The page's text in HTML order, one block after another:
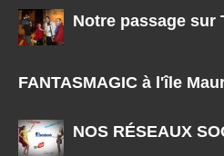
Notre passage sur
FANTASMAGIC à l'île
NOS RÉSEAUX